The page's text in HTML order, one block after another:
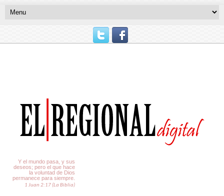
Y el mundo pasa, y sus
deseos; pero el que hace
la voluntad de Dios
permanece para siempre.
1 Juan 2:17 (La Biblia)